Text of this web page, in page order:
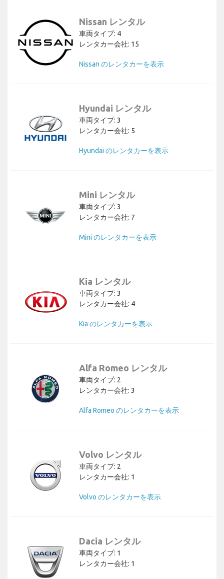
Nissan レンタル
車両タイプ: 4
レンタカー会社: 15
Nissan のレンタカーを表示
Hyundai レンタル
車両タイプ: 3
レンタカー会社: 5
Hyundai のレンタカーを表示
Mini レンタル
車両タイプ: 3
レンタカー会社: 7
Mini のレンタカーを表示
Kia レンタル
車両タイプ: 3
レンタカー会社: 4
Kia のレンタカーを表示
Alfa Romeo レンタル
車両タイプ: 2
レンタカー会社: 3
Alfa Romeo のレンタカーを表示
Volvo レンタル
車両タイプ: 2
レンタカー会社: 1
Volvo のレンタカーを表示
Dacia レンタル
車両タイプ: 1
レンタカー会社: 1